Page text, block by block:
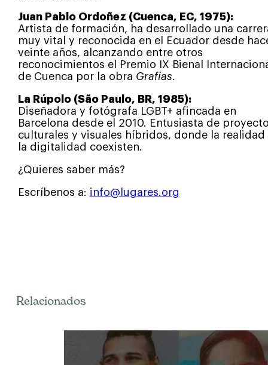
Juan Pablo Ordoñez (Cuenca, EC, 1975):
Artista de formación, ha desarrollado una
muy vital y reconocida en el Ecuador desde
veinte años, alcanzando entre otros
reconocimientos el Premio IX Bienal
de Cuenca por la obra Grafías.
La Rúpolo (São Paulo, BR, 1985):
Diseñadora y fotógrafa LGBT+ afincada en
Barcelona desde el 2010. Entusiasta de
culturales y visuales híbridos, donde la realidad
la digitalidad coexisten.
¿Quieres saber más?
Escríbenos a: info@lugares.org
Relacionados